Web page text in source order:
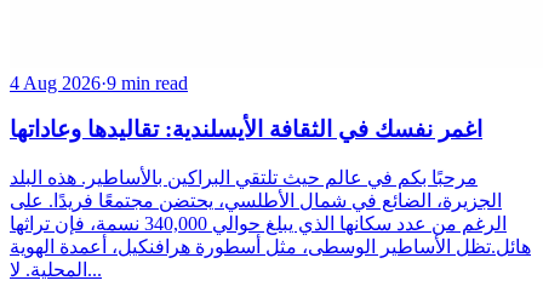
4 Aug 2026·9 min read
اغمر نفسك في الثقافة الأيسلندية: تقاليدها وعاداتها
مرحبًا بكم في عالم حيث تلتقي البراكين بالأساطير. هذه البلد
الجزيرة، الضائع في شمال الأطلسي، يحتضن مجتمعًا فريدًا. على
الرغم من عدد سكانها الذي يبلغ حوالي 340,000 نسمة، فإن تراثها
هائل.تظل الأساطير الوسطى، مثل أسطورة هرافنكيل، أعمدة الهوية
المحلية. لا...